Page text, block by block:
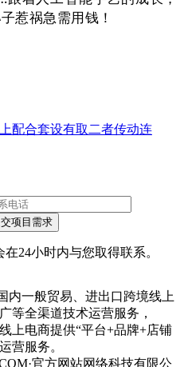
惹祸急需用钱！
配合套设有取二者传动连
24小时内与您取得联系。
内一般贸易、进出口跨境线上
等全渠道技术运营服务，
上电商提供“平台+品牌+店铺
营服务。
官方网站网络科技有限公